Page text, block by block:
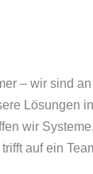
– wir sind
Lösungen
wir
auf ein